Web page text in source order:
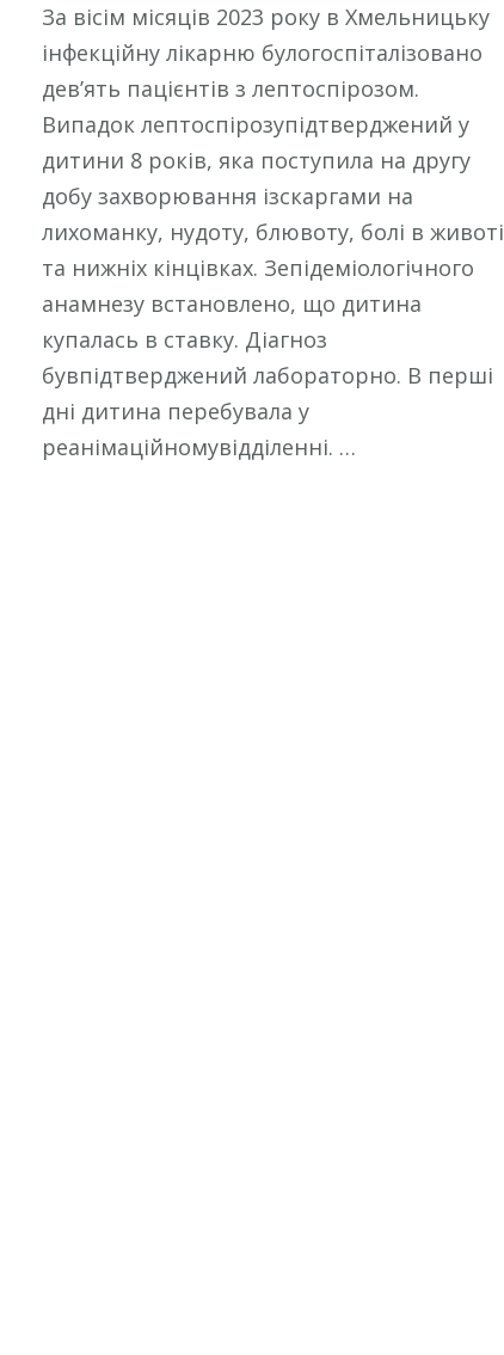
За вісім місяців 2023 року в Хмельницьку
інфекційну лікарню булогоспіталізовано
дев’ять пацієнтів з лептоспірозом.
Випадок лептоспірозупідтверджений у
дитини 8 років, яка поступила на другу
добу захворювання ізскаргами на
лихоманку, нудоту, блювоту, болі в животі
та нижніх кінцівках. Зепідеміологічного
анамнезу встановлено, що дитина
купалась в ставку. Діагноз
бувпідтверджений лабораторно. В перші
дні дитина перебувала у
реанімаційномувідділенні. …